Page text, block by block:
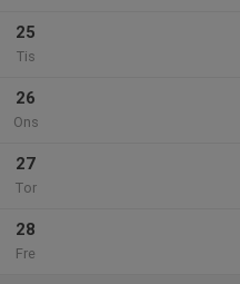
25
Tis
26
Ons
27
Tor
28
Fre